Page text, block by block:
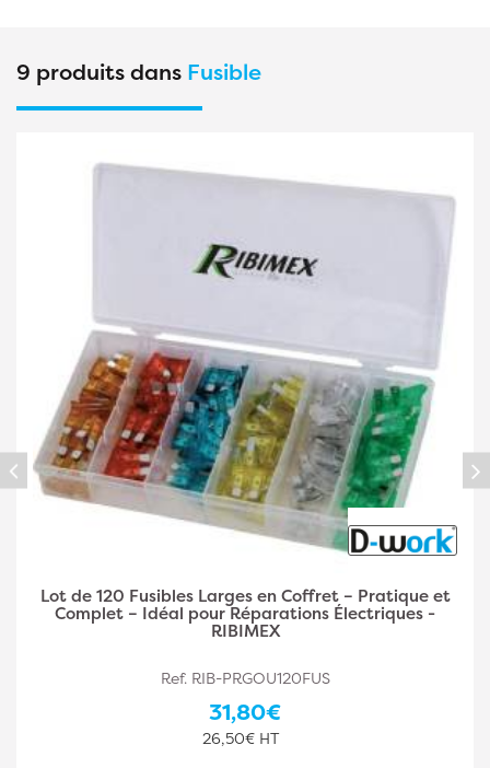
9 produits dans Fusible
Lot de 166 Fusibles Mini/Maxi – Coffret Complet –
Protection Électrique Fiable - RIBIMEX
Ref. RIB-PRGOU166FUMM
35,30€
29,42€ HT